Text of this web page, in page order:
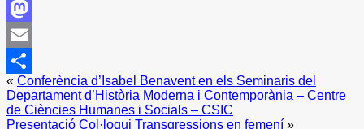
Facebook
Mastodon
Email
Share
« Conferència d’Isabel Benavent en els Seminaris del
Departament d’Història Moderna i Contemporània – Centre
de Ciències Humanes i Socials – CSIC
Presentació Col·loqui Transgressions en femení »